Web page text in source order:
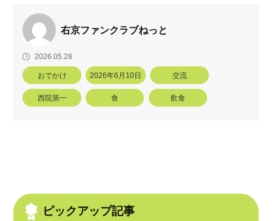
右京ファンクラブねっと
2026.05.28
おでかけ 2026年6月10日 交流
西院第一 食 飲食
ピックアップ記事